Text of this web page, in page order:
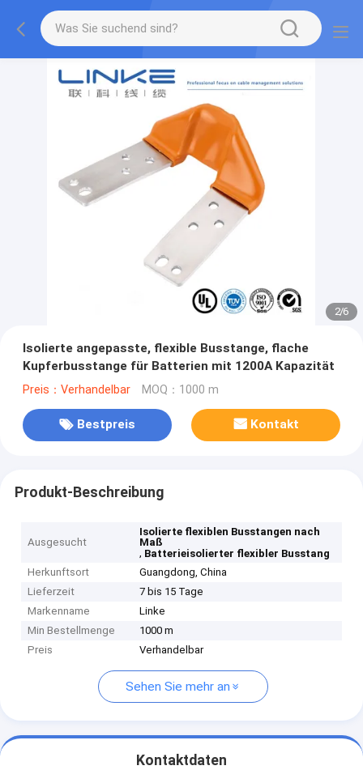
2/6
Isolierte angepasste, flexible Busstange, flache
Kupferbusstange für Batterien mit 1200A Kapazität
Preis：Verhandelbar MOQ：1000 m
Bestpreis Kontakt
Produkt-Beschreibung
Ausgesucht
Isolierte flexiblen Busstangen nach
Maß
, Batterieisolierter flexibler Busstang
Herkunftsort
Guangdong, China
Lieferzeit
7 bis 15 Tage
Markenname
Linke
Min Bestellmenge
1000 m
Preis
Verhandelbar
Sehen Sie mehr an
Kontaktdaten